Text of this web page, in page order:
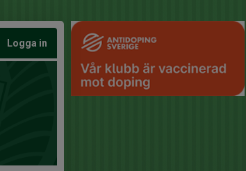
Logga in